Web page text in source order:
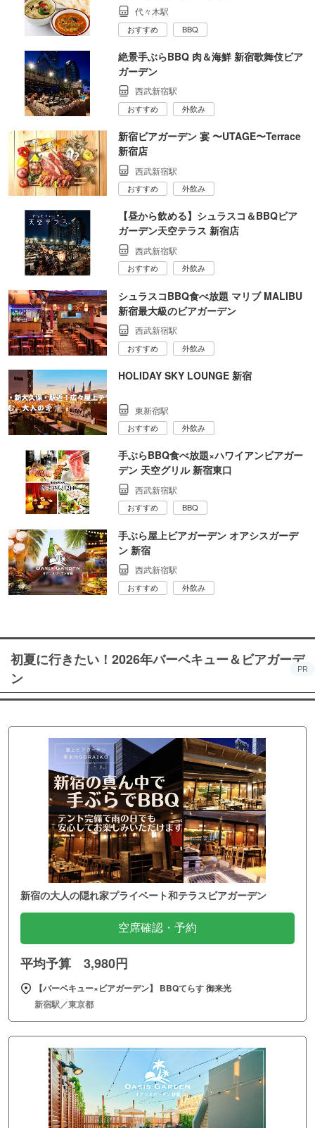
代々木駅
おすすめ BBQ
絶景手ぶらBBQ 肉＆海鮮 新宿歌舞伎ビア
ガーデン
西武新宿駅
おすすめ 外飲み
新宿ビアガーデン 宴 〜UTAGE〜Terrace
新宿店
西武新宿駅
おすすめ 外飲み
【昼から飲める】シュラスコ＆BBQビア
ガーデン天空テラス 新宿店
西武新宿駅
おすすめ 外飲み
シュラスコBBQ食べ放題 マリブ MALIBU
新宿最大級のビアガーデン
西武新宿駅
おすすめ 外飲み
HOLIDAY SKY LOUNGE 新宿
東新宿駅
おすすめ 外飲み
手ぶらBBQ食べ放題×ハワイアンビアガー
デン 天空グリル 新宿東口
西武新宿駅
おすすめ BBQ
手ぶら屋上ビアガーデン オアシスガーデ
ン 新宿
西武新宿駅
おすすめ 外飲み
初夏に行きたい！2026年バーベキュー＆ビアガーデ
ン
PR
新宿の大人の隠れ家プライベート和テラスビアガーデン
空席確認・予約
平均予算 3,980円
【バーベキュー×ビアガーデン】 BBQてらす 御来光
新宿駅／東京都